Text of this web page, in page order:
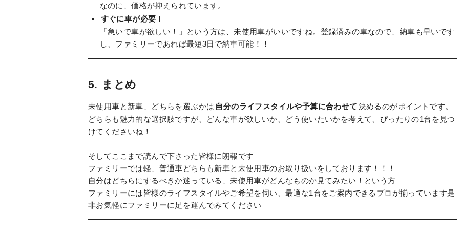
なのに、価格が抑えられています。
すぐに車が必要！
「急いで車が欲しい！」という方は、未使用車がいいですね。登録済みの車なので、納車も早いです
し、ファミリーであれば最短3日で納車可能 ！！
5. まとめ
未使用車と新車、どちらを選ぶかは 自分のライフスタイルや予算に合わせて 決めるのがポイントです。
どちらも魅力的な選択肢ですが、どんな車が欲しいか、どう使いたいかを考えて、ぴったりの1台を見つ
けてくださいね！
そしてここまで読んで下さった皆様に朗報です
ファミリーでは軽、普通車どちらも新車と未使用車のお取り扱いをしております！！！
自分はどちらにするべきか迷っている、未使用車がどんなものか見てみたい！という方
ファミリーには皆様のライフスタイルやご希望を伺い、最適な1台をご案内できるプロが揃っています是
非お気軽にファミリーに足を運んでみてください